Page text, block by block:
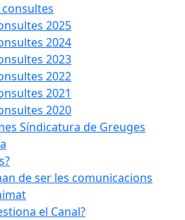
consultes
2025
2024
2023
2022
2021
2020
Síndicatura de Greuges
de ser les comunicacions
el Canal?